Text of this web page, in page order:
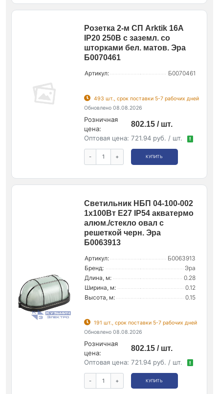
Розетка 2-м СП Arktik 16А
IP20 250В с заземл. со
шторками бел. матов. Эра
Б0070461
Артикул: Б0070461
493 шт., срок поставки 5-7 рабочих дней
Обновлено 08.08.2026
Розничная
цена:
802.15 / шт.
Оптовая цена: 721.94 руб. / шт. !
- + КУПИТЬ
Светильник НБП 04-100-002
1х100Вт E27 IP54 акватермо
алюм./стекло овал с
решеткой черн. Эра
Б0063913
Артикул:
Б0063913
Бренд:
Эра
Длина, м:
0.28
Ширина, м:
0.12
Высота, м:
0.15
191 шт., срок поставки 5-7 рабочих дней
Обновлено 08.08.2026
Розничная
цена:
802.15 / шт.
Оптовая цена: 721.94 руб. / шт. !
- + КУПИТЬ